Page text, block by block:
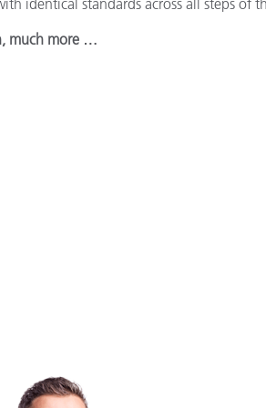
identical standards across all steps of
much more …